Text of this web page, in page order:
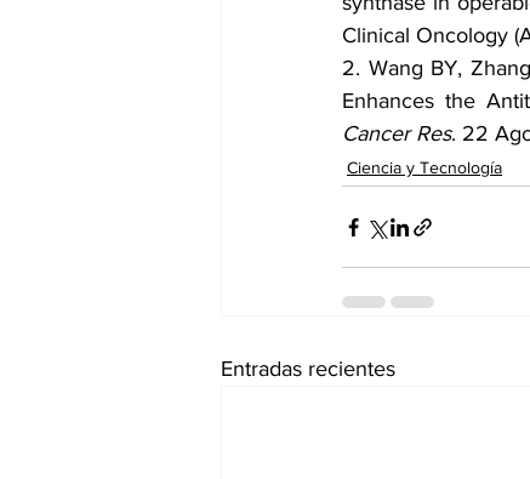
Clinical Oncology
2. Wang BY,
Enhances the
Cancer Res. 22
Ciencia y Tecnología
Entradas recientes